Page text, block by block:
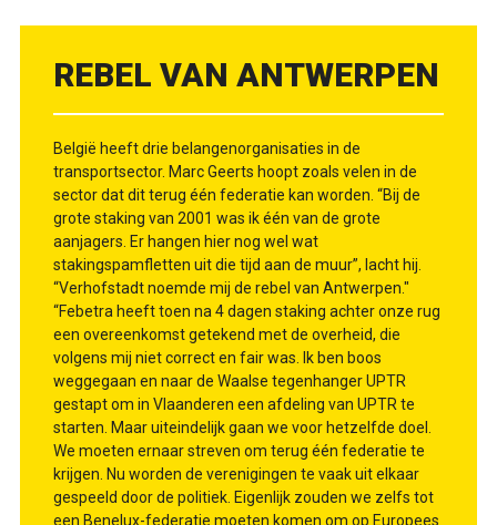
REBEL VAN ANTWERPEN
België heeft drie belangenorganisaties in de
transportsector. Marc Geerts hoopt zoals velen in de
sector dat dit terug één federatie kan worden. “Bij de
grote staking van 2001 was ik één van de grote
aanjagers. Er hangen hier nog wel wat
stakingspamfletten uit die tijd aan de muur”, lacht hij.
“Verhofstadt noemde mij de rebel van Antwerpen."
“Febetra heeft toen na 4 dagen staking achter onze rug
een overeenkomst getekend met de overheid, die
volgens mij niet correct en fair was. Ik ben boos
weggegaan en naar de Waalse tegenhanger UPTR
gestapt om in Vlaanderen een afdeling van UPTR te
starten. Maar uiteindelijk gaan we voor hetzelfde doel.
We moeten ernaar streven om terug één federatie te
krijgen. Nu worden de verenigingen te vaak uit elkaar
gespeeld door de politiek. Eigenlijk zouden we zelfs tot
een Benelux-federatie moeten komen om op Europees